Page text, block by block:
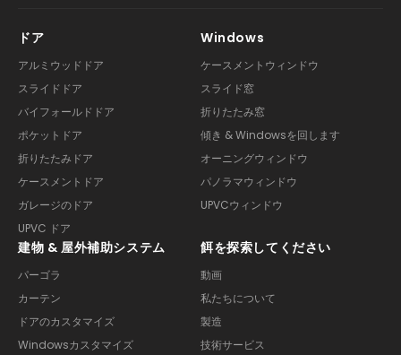
ドア
アルミウッドドア
スライドドア
バイフォールドドア
ポケットドア
折りたたみドア
ケースメントドア
ガレージのドア
UPVC ドア
Windows
ケースメントウィンドウ
スライド窓
折りたたみ窓
傾き & Windowsを回します
オーニングウィンドウ
パノラマウィンドウ
UPVCウィンドウ
建物 & 屋外補助システム
パーゴラ
カーテン
ドアのカスタマイズ
Windowsカスタマイズ
餌を探索してください
動画
私たちについて
製造
技術サービス